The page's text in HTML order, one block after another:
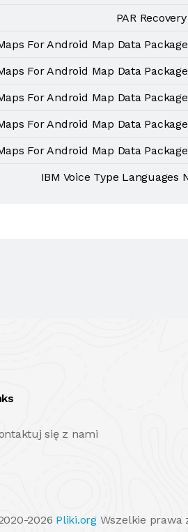
PAR
For Android Map Data
For Android Map Data
For Android Map Data
For Android Map Data
For Android Map Data
IBM Voice Type Languages
się z nami
2026 Pliki.orgWszelkie prawa